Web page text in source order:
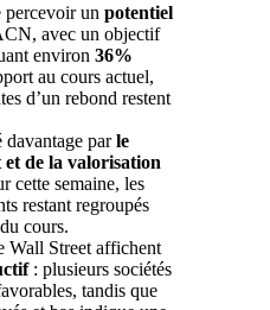
percevoir un potentiel
avec un objectif
environ 36%
au cours actuel,
d’un rebond restent
davantage parle
de la valorisation
cette semaine, les
restant regroupés
cours.
Wall Street affichent
: plusieurs sociétés
tandis que